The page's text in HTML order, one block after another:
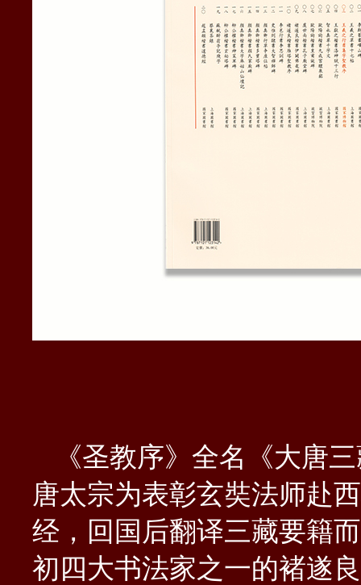
《圣教序》全名《大唐
唐太宗为表彰玄奘法师赴
经，回国后翻译三藏要籍
初四大书法家之一的褚遂